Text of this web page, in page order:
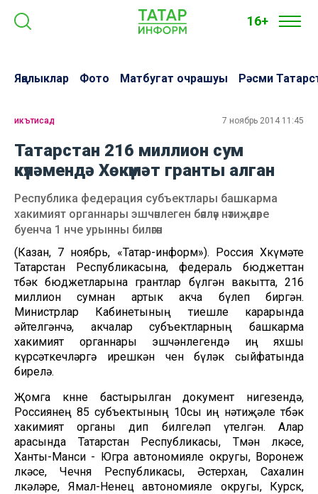
16+
Яңалыклар Фото Матбугат очрашуы Рәсми
икътисад 7 ноябрь 2014 11:45
Татарстан 216 миллион сум
күләмендә Хөкүмәт гранты алган
Республика федерация субъектлары башкарма
хакимият органнары эшчәнлеген бәяләү нәтиҗәләре
буенча 1 нче урынны биләгән
(Казан, 7 ноябрь, «Татар-информ»). Россия Хөкүмәте
Татарстан Республикасына, федераль бюджеттан
төбәк бюджетларына грантлар бүлгән вакытта, 216
миллион сумнан артык акча бүлеп биргән.
Министрлар Кабинетының тиешле карарында
әйтелгәнчә, акчалар субъектларның башкарма
хакимият органнары эшчәнлегендә иң яхшы
күрсәткечләргә ирешкән өчен бүләк сыйфатында
бирелә.
Җомга көнне бастырылган документ нигезендә,
Россиянең 85 субъектының 10сы иң нәтиҗәле төбәк
хакимият органы дип билгеләп үтелгән. Алар
арасында Татарстан Республикасы, Төмән өлкәсе,
Ханты-Манси - Югра автономияле округы, Воронеж
өлкәсе, Чечня Республикасы, Әстерхан, Сахалин
өлкәләре, Ямал-Ненец автономияле округы, Курск,